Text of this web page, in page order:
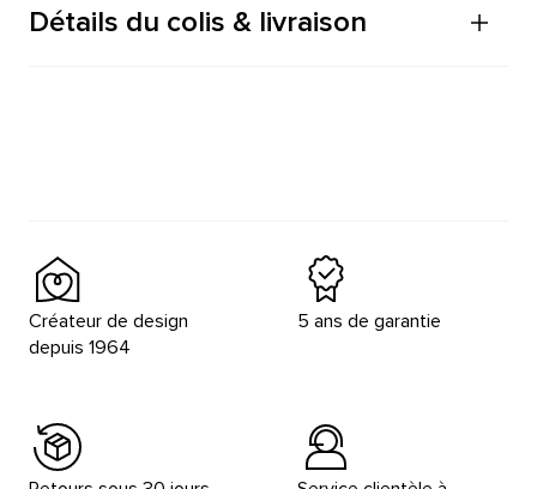
Détails du colis & livraison
Créateur de design
depuis 1964
5 ans de garantie